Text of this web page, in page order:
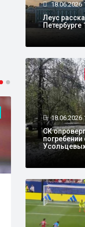
16.06.2026
Путин
Госдуму
18.06.2026
Леус
Петербурге
18.06.2026
СК
погребении